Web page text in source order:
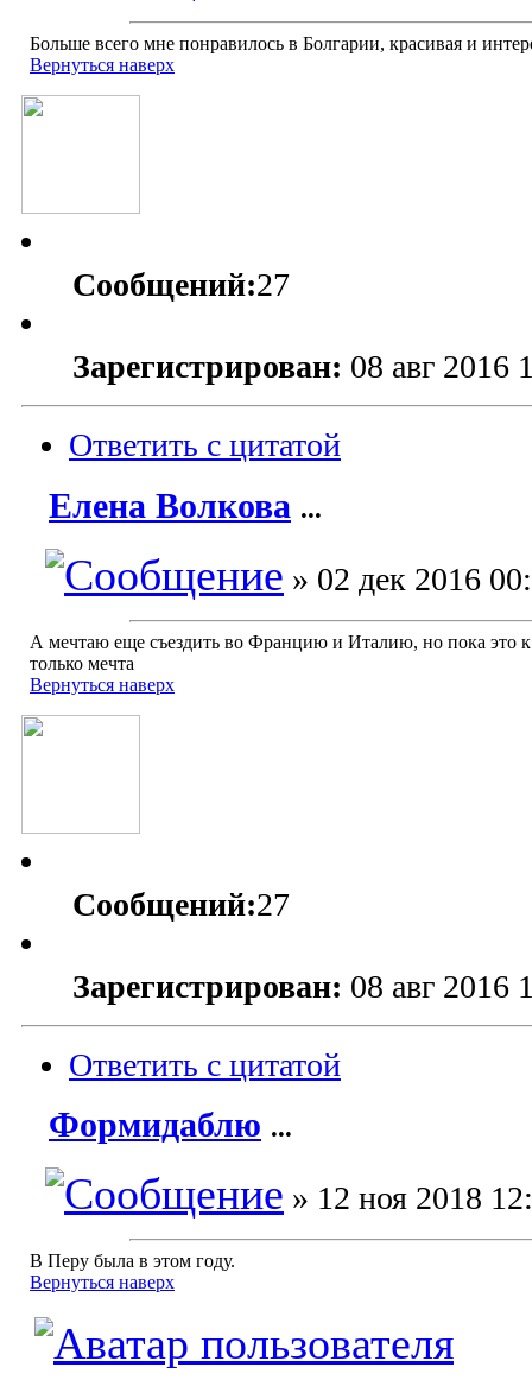
Больше всего мне понравилось в Болгарии, красивая и
Вернуться наверх
Сообщений:27
Зарегистрирован: 08 авг 2016
Ответить с цитатой
Елена Волкова ...
» 02 дек 2016
А мечтаю еще съездить во Францию и Италию, но пока это
только мечта
Вернуться наверх
Сообщений:27
Зарегистрирован: 08 авг 2016
Ответить с цитатой
Формидаблю ...
» 12 ноя 2018
В Перу была в этом году.
Вернуться наверх